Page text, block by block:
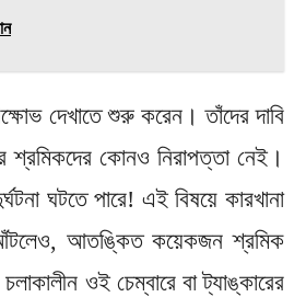
দেখাতে শুরু করেন। তাঁদের দাবি
শ্রমিকদের কোনও নিরাপত্তা নেই।
ঘটতে পারে! এই বিষয়ে কারখানা
আতঙ্কিত কয়েকজন শ্রমিক
ওই চেম্বারে বা ট্যাঙ্কারের